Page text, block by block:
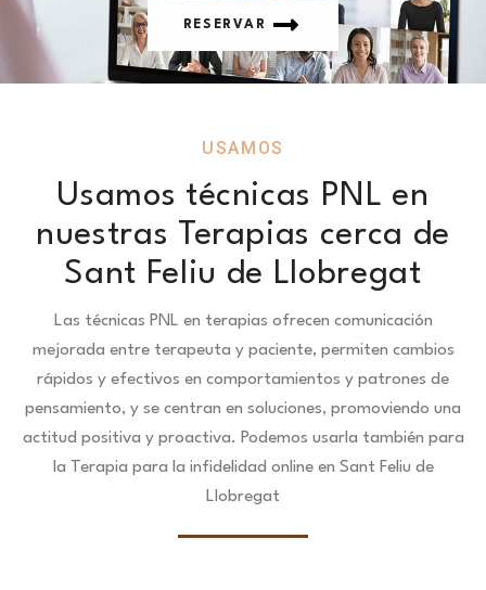
RESERVAR
USAMOS
Usamos técnicas PNL en
nuestras Terapias cerca de
Sant Feliu de Llobregat
Las técnicas PNL en terapias ofrecen comunicación
mejorada entre terapeuta y paciente, permiten cambios
rápidos y efectivos en comportamientos y patrones de
pensamiento, y se centran en soluciones, promoviendo una
actitud positiva y proactiva. Podemos usarla también para
la Terapia para la infidelidad online en Sant Feliu de
Llobregat